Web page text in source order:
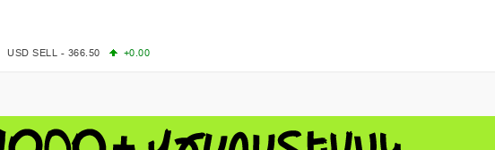
USD SELL - 366.50
+0.00
-0.27 COPPER - 13791.00
-0.12